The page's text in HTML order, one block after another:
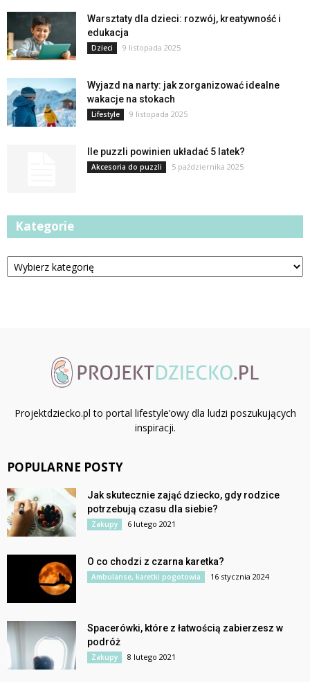
Warsztaty dla dzieci: rozwój, kreatywność i
edukacja
Dzieci 9 listopada 2025
Wyjazd na narty: jak zorganizować idealne
wakacje na stokach
Lifestyle 9 listopada 2025
Ile puzzli powinien układać 5 latek?
Akcesoria do puzzli 5 października 2025
Kategorie
Kategorie
Projektdziecko.pl to portal lifestyle’owy dla ludzi poszukujących
inspiracji.
POPULARNE POSTY
Jak skutecznie zająć dziecko, gdy rodzice
potrzebują czasu dla siebie?
Zakupy 6 lutego 2021
O co chodzi z czarna karetka?
Ambulanse, karetki pogotowia 16 stycznia 2024
Spacerówki, które z łatwością zabierzesz w
podróż
Zakupy 8 lutego 2021